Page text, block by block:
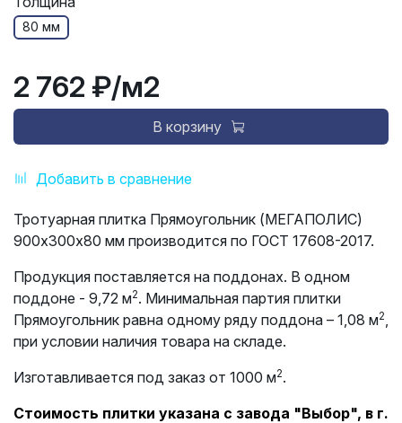
Добавить в сравнение
80 мм
2 762 ₽/м2
В корзину
Тротуарная плитка Прямоугольник (МЕГАПОЛИС)
900х300х80 мм производится по ГОСТ 17608-2017.
Продукция поставляется на поддонах. В одном
поддоне - 9,72 м2. Минимальная партия плитки
Прямоугольник равна одному ряду поддона – 1,08 м2
при условии наличия товара на складе.
Изготавливается под заказ от 1000 м2.
Стоимость плитки указана с завода "Выбор", в г.